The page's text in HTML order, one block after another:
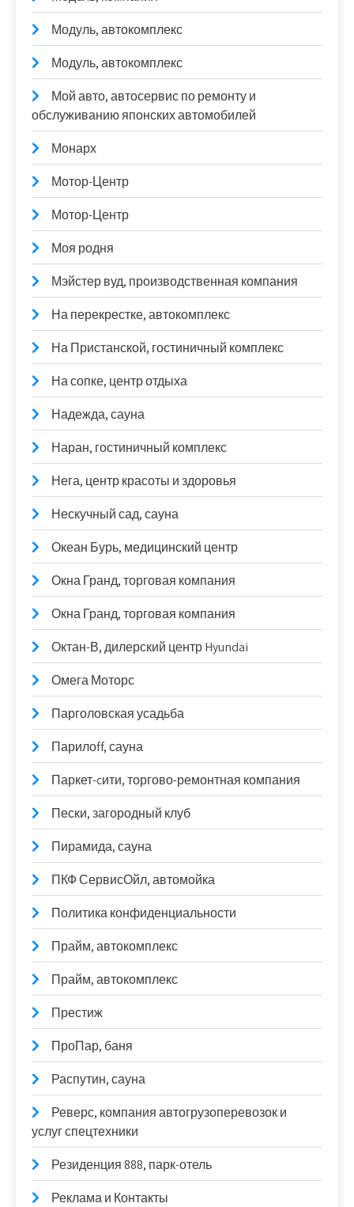
Модуль, автокомплекс
Модуль, автокомплекс
Мой авто, автосервис по ремонту и
обслуживанию японских автомобилей
Монарх
Мотор-Центр
Мотор-Центр
Моя родня
Мэйстер вуд, производственная компания
На перекрестке, автокомплекс
На Пристанской, гостиничный комплекс
На сопке, центр отдыха
Надежда, сауна
Наран, гостиничный комплекс
Нега, центр красоты и здоровья
Нескучный сад, сауна
Океан Бурь, медицинский центр
Окна Гранд, торговая компания
Окна Гранд, торговая компания
Октан-В, дилерский центр Hyundai
Омега Моторс
Парголовская усадьба
Парилоff, сауна
Паркет-cити, торгово-ремонтная компания
Пески, загородный клуб
Пирамида, сауна
ПКФ СервисОйл, автомойка
Политика конфиденциальности
Прайм, автокомплекс
Прайм, автокомплекс
Престиж
ПроПар, баня
Распутин, сауна
Реверс, компания автогрузоперевозок и
услуг спецтехники
Резиденция 888, парк-отель
Реклама и Контакты